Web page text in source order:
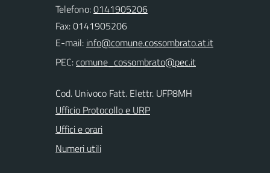
Telefono:0141905206
Fax: 0141905206
E-mail:
PEC:
Cod. Univoco Fatt. Elettr. UFP8MH
Ufficio Protocollo e URP
Uffici e orari
Numeri utili